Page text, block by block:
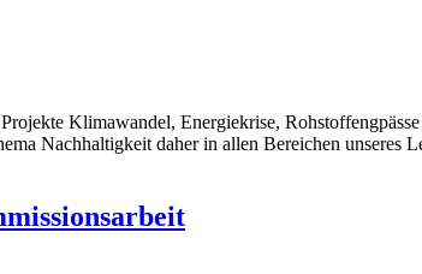
Klimawandel, Energiekrise,
Nachhaltigkeit daher in allen Bereichen unseres